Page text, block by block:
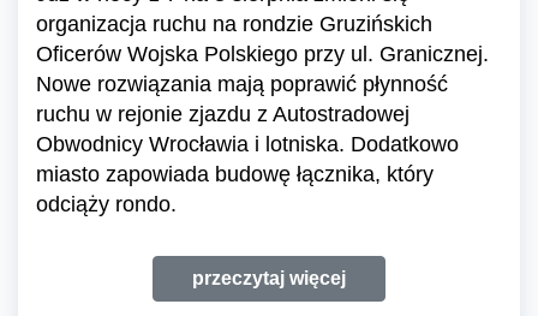
organizacja ruchu na rondzie Gruzińskich
Oficerów Wojska Polskiego przy ul. Granicznej.
Nowe rozwiązania mają poprawić płynność
ruchu w rejonie zjazdu z Autostradowej
Obwodnicy Wrocławia i lotniska. Dodatkowo
miasto zapowiada budowę łącznika, który
odciąży rondo.
przeczytaj więcej